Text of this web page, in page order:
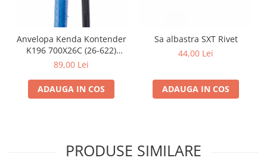
Anvelopa Kenda Kontender
K196 700X26C (26-622)
albastru
89,00 Lei
ADAUGA IN COS
Sa albastra SXT Rivet
44,00 Lei
ADAUGA IN COS
PRODUSE SIMILARE